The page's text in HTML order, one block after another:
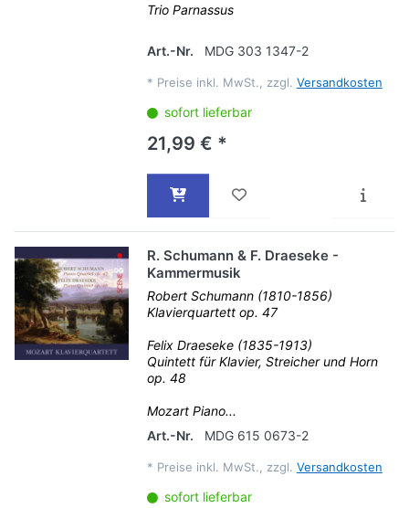
Trio Parnassus
Art.-Nr. MDG 303 1347-2
* Preise inkl. MwSt., zzgl. Versandkosten
sofort lieferbar
21,99 € *
R. Schumann & F. Draeseke -
Kammermusik
Robert Schumann (1810-1856)
Klavierquartett op. 47
Felix Draeseke (1835-1913)
Quintett für Klavier, Streicher und Horn
op. 48
Mozart Piano...
Art.-Nr.
MDG 615 0673-2
* Preise inkl. MwSt., zzgl. Versandkosten
sofort lieferbar